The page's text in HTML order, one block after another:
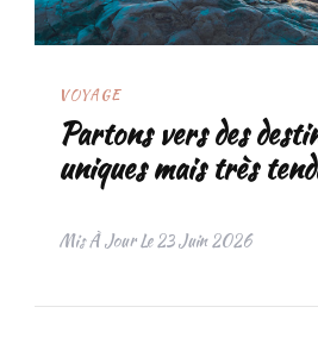
VOYAGE
Partons vers des
uniques mais très
Mis À Jour Le23 Juin 2026